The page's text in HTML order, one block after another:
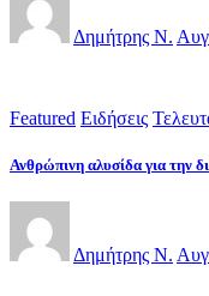
Δημήτρης Ν.
Featured Ειδήσεις
Ανθρώπινη αλυσίδα για την
Δημήτρης Ν.